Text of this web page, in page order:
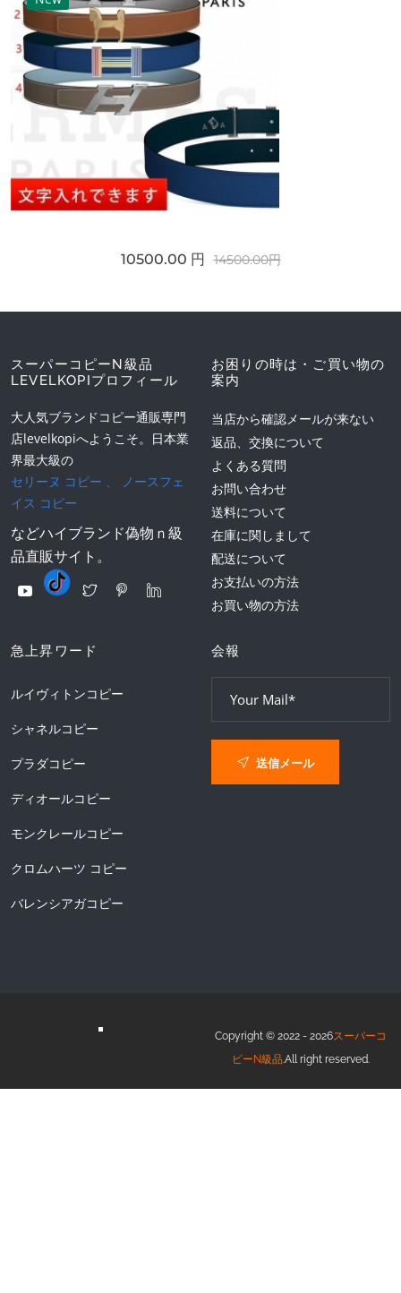
10500.00 円 14500.00円
スーパーコピーN級品
LEVELKOPIプロフィール
大人気ブランドコピー通販専門
店levelkopiへようこそ。日本業
界最大級の
セリーヌ コピー 、
ノースフェ
イス コピー
などハイブランド偽物ｎ級
品直販サイト。
お困りの時は・ご買い物の
案内
当店から確認メールが来ない
返品、交換について
よくある質問
お問い合わせ
送料について
在庫に関しまして
配送について
お支払いの方法
お買い物の方法
急上昇ワード
ルイヴィトンコピー
シャネルコピー
プラダコピー
ディオールコピー
モンクレールコピー
クロムハーツ コピー
バレンシアガコピー
会報
送信メール
Copyright © 2022 - 2026スーパーコ
ピーN級品.All right reserved.